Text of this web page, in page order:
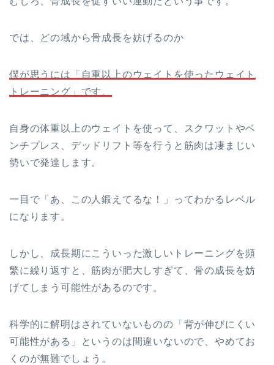
では、どの域から骨成長を妨げるのか
僕が思うには「自重以上のウェイトを使ったウェイト
トレーニング」です。
自身の体重以上のウェイトを使って、スクワットやベ
ンチプレス、デッドリフト等を行うと筋肉は凄まじい
勢いで発達します。
一目で「あ、この人鍛えてるな！」ってわかるレベル
になります。
しかし、成長期にこういった激しいトレーニングを頻
繁に繰り返すと、筋肉が肥大しすぎて、骨の成長を妨
げてしまう可能性があるのです。
科学的に解明はされていないものの「背が伸びにくい
可能性がある」というのは間違いないので、やめてお
くのが無難でしょう。